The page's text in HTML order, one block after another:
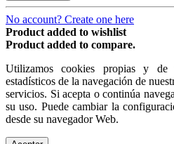
No account? Create one here
Product added to wishlist
Product added to compare.
Utilizamos cookies propias y de
estadísticos de la navegación de
servicios. Si acepta o continúa
su uso. Puede cambiar la
desde su navegador Web.